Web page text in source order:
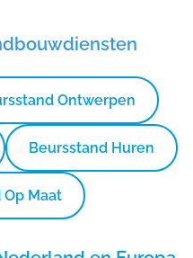
Ontwerpen
Beursstand Huren
Op Maat